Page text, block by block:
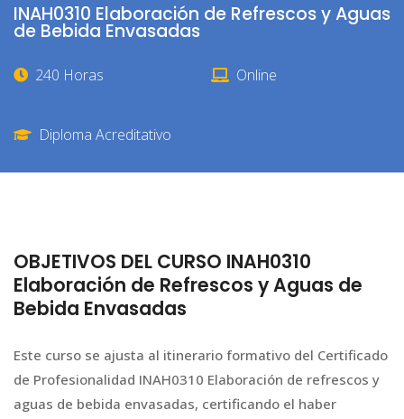
INAH0310 Elaboración de Refrescos y Aguas
de Bebida Envasadas
240 Horas Online
Diploma Acreditativo
OBJETIVOS DEL CURSO INAH0310
Elaboración de Refrescos y Aguas de
Bebida Envasadas
Este curso se ajusta al itinerario formativo del Certificado
de Profesionalidad INAH0310 Elaboración de refrescos y
aguas de bebida envasadas, certificando el haber